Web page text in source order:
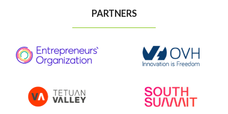
PARTNERS